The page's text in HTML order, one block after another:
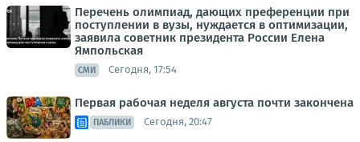
Перечень олимпиад, дающих преференции при
поступлении в вузы, нуждается в оптимизации,
заявила советник президента России Елена
Ямпольская
СМИ Сегодня, 17:54
Первая рабочая неделя августа почти закончена
ПАБЛИКИ Сегодня, 20:47